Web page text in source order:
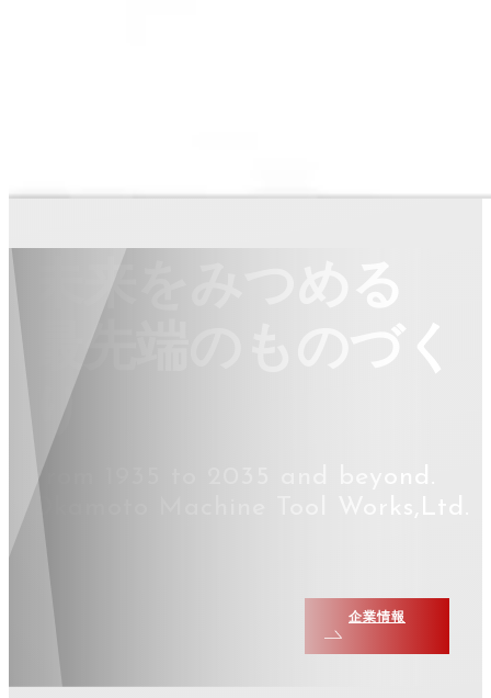
未来をみつめる
最先端のものづく
り
From 1935 to 2035 and beyond.
Okamoto Machine Tool Works,Ltd.